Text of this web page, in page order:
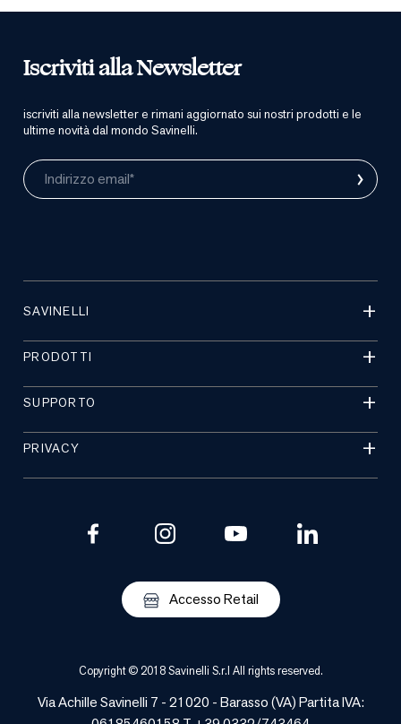
Iscriviti alla Newsletter
iscriviti alla newsletter e rimani aggiornato sui nostri prodotti e le
ultime novità dal mondo Savinelli.
Indirizzo email* ›
SAVINELLI
PRODOTTI
SUPPORTO
PRIVACY
Accesso Retail
Copyright © 2018 Savinelli S.r.l All rights reserved.
Via Achille Savinelli 7 - 21020 -Barasso(VA) Partita IVA: